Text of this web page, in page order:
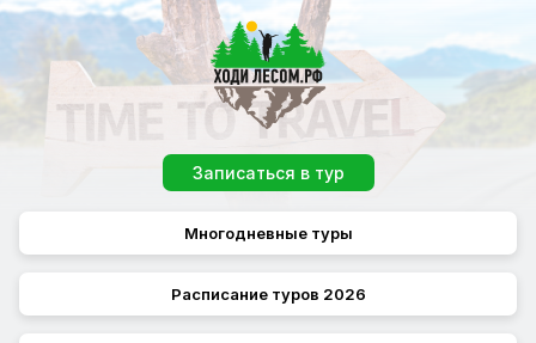
Записаться в тур
Многодневные туры
Расписание туров 2026